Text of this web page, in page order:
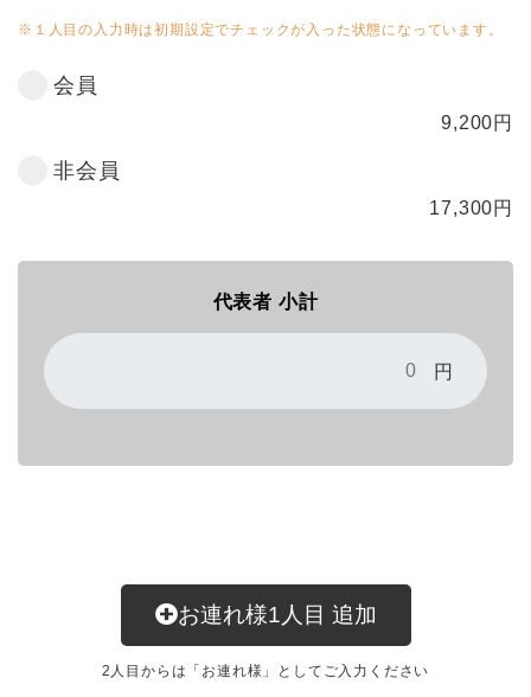
※１人目の入力時は初期設定でチェックが入った状態になっています。
会員
9,200円
非会員
17,300円
代表者 小計
円
お連れ様1 人目 追加
2人目からは「お連れ様」としてご入力ください